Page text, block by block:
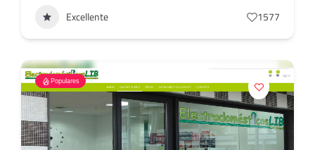
Excellente 1577
Populares